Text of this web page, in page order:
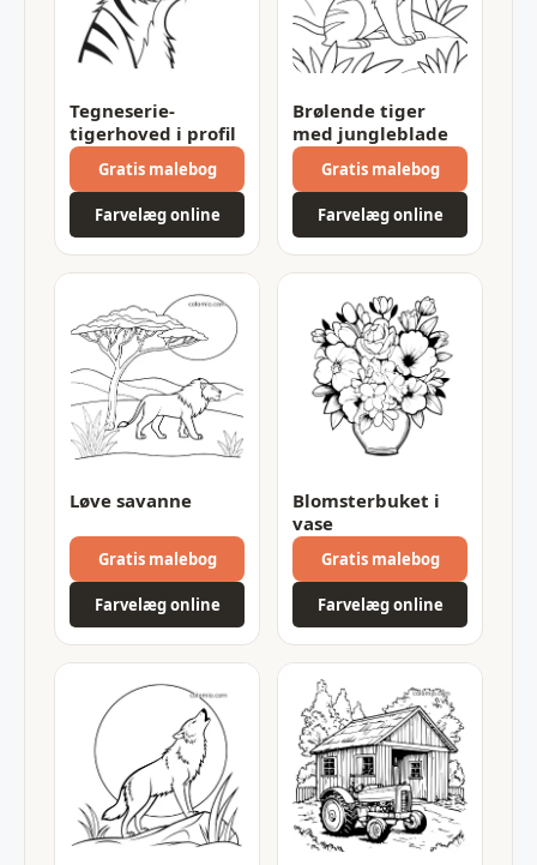
Tegneserie-
tigerhoved i profil
Gratis malebog
Farvelæg online
Brølende tiger
med jungleblade
Gratis malebog
Farvelæg online
Løve savanne
Gratis malebog
Farvelæg online
Blomsterbuket i
vase
Gratis malebog
Farvelæg online